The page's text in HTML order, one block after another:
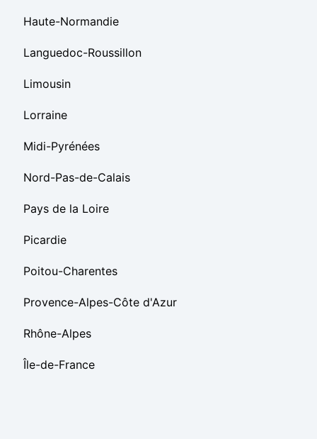
Haute-Normandie
Languedoc-Roussillon
Limousin
Lorraine
Midi-Pyrénées
Nord-Pas-de-Calais
Pays de la Loire
Picardie
Poitou-Charentes
Provence-Alpes-Côte d'Azur
Rhône-Alpes
Île-de-France